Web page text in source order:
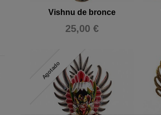
Vishnu de bronce
25,00 €
Agotado